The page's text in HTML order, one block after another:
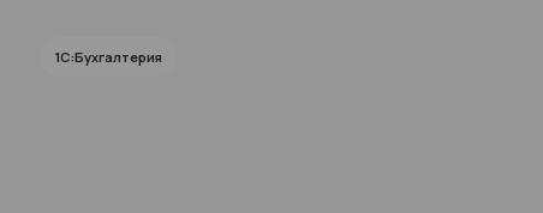
1С:Бухгалтерия